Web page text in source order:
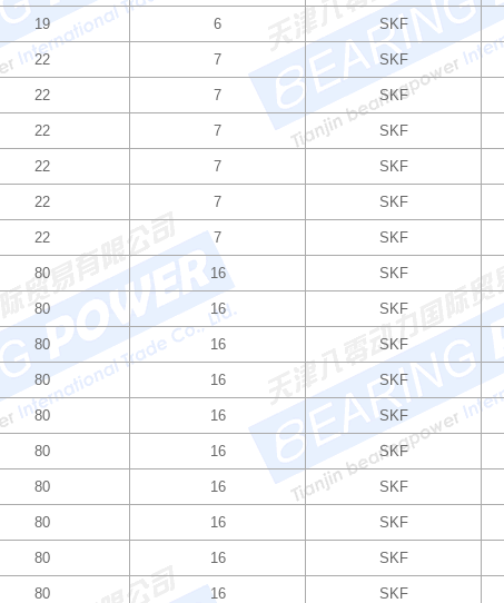
19 6 SKF
22 7 SKF
22 7 SKF
22 7 SKF
22 7 SKF
22 7 SKF
22 7 SKF
80 16 SKF
80 16 SKF
80 16 SKF
80 16 SKF
80 16 SKF
80 16 SKF
80 16 SKF
80 16 SKF
80 16 SKF
80 16 SKF